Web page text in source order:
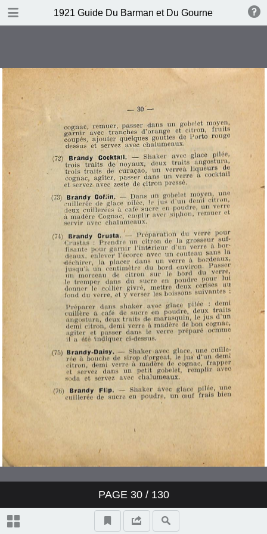
1921 Guide Du Barman et Du Gournet Chic (1ere
PAGE 30/ 130
DOWNLOAD